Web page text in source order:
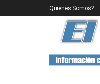
Quienes Somos?